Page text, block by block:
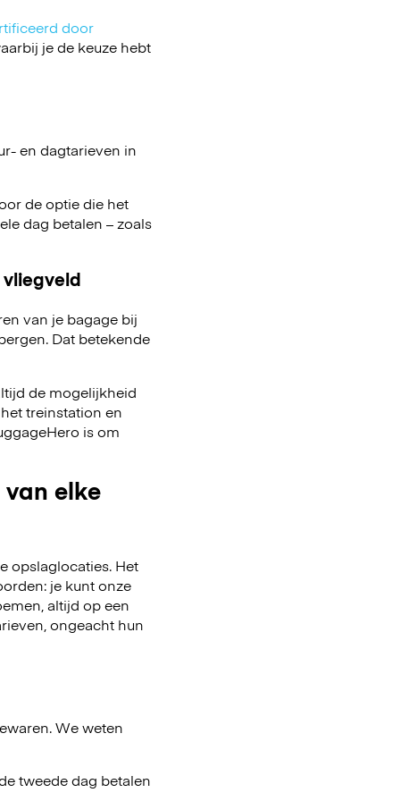
door
je de keuze hebt
en dagtarieven in
de optie die het
dag betalen – zoals
vliegveld
van je bagage bij
Dat betekende
de mogelijkheid
treinstation en
is om
elke
opslaglocaties. Het
je kunt onze
altijd op een
ongeacht hun
We weten
tweede dag betalen